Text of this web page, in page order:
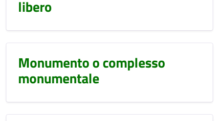
libero
Monumento o complesso
monumentale